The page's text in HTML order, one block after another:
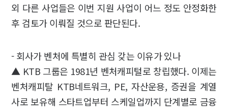
외 다른 사업들은 이번 지원 사업이 어느 정도 안정화한
후 검토가 이뤄질 것으로 판단된다.
- 회사가 벤처에 특별히 관심 갖는 이유가 있나
▲ KTB 그룹은 1981년 벤처캐피털로 창립했다. 이제는
벤처캐피탈 KTB네트워크, PE, 자산운용, 증권을 계열
사로 보유해 스타트업부터 스케일업까지 단계별로 금융